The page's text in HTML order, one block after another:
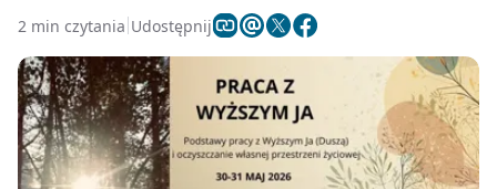
2 min czytania Udostępnij